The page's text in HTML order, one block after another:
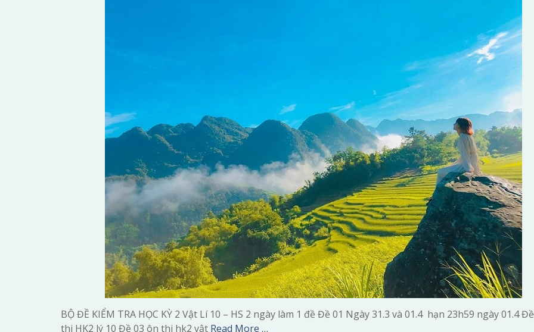
BỘ ĐỀ KIỂM TRA HỌC KỲ 2 Vật Lí 10 – HS 2 ngày làm 1 đề Đề 01 Ngày 31.3 và 01.4 hạn 23h59 ngày 01.4
thi HK2 lý 10 Đề 03 ôn thi hk2 vật Read More …